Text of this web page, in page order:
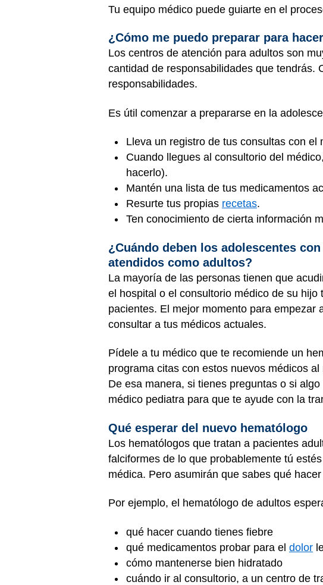
Tu equipo médico puede guiarte en el
¿Cómo me puedo preparar para
Los centros de atención para adultos son
cantidad de responsabilidades que tendrás.
responsabilidades.
Es útil comenzar a prepararse en la
Lleva un registro de tus consultas con el
Cuando llegues al consultorio del
hacerlo).
Mantén una lista de tus medicamentos
Resurte tus propias recetas.
Ten conocimiento de cierta información
¿Cuándo deben los adolescentes
atendidos como adultos?
La mayoría de las personas tienen que
el hospital o el consultorio médico de su
pacientes. El mejor momento para
consultar a tus médicos actuales.
Pídele a tu médico que te recomiende un
programa citas con estos nuevos médicos
De esa manera, si tienes preguntas o si
médico pediatra para que te ayude con la
Qué esperar del nuevo hematólogo
Los hematólogos que tratan a pacientes
falciformes de lo que probablemente tú
médica. Pero asumirán que sabes qué
Por ejemplo, el hematólogo de adultos
qué hacer cuando tienes fiebre
qué medicamentos probar para el dolor
cómo mantenerse bien hidratado
cuándo ir al consultorio, a un centro de